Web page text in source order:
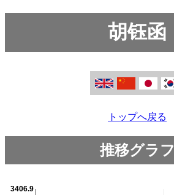
胡钰函
トップへ戻る
推移グラフ
3406.9